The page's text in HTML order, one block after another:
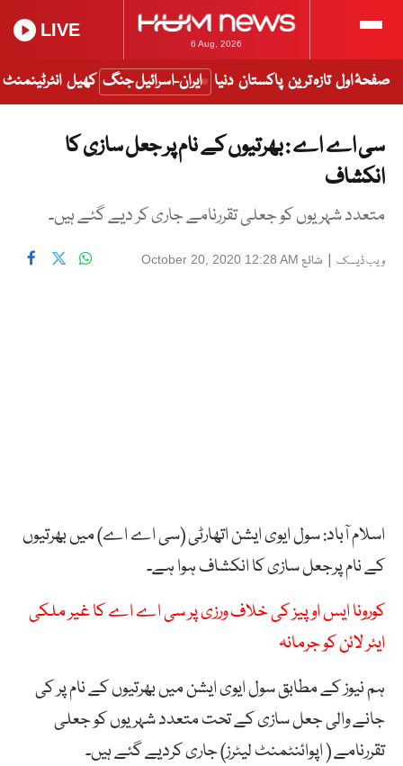
6 Aug, 2026
LIVE
صفحۂ اول تازہ ترین پاکستان دنیا ایران-اسرائیل جنگ کھیل انٹرٹینمنٹ
سی اے اے : بھرتیوں کے نام پر جعل سازی کا
انکشاف
متعدد شہریوں کو جعلی تقررنامے جاری کر دیے گئے ہیں۔
ویب ڈیسک | شائع October 20, 2020 12:28 AM
اسلام آباد: سول ایوی ایشن اتھارٹی (سی اے اے) میں بھرتیوں
کے نام پرجعل سازی کا انکشاف ہوا ہے۔
کورونا ایس او پیز کی خلاف ورزی پر سی اے اے کا غیر ملکی
ایئر لائن کو جرمانہ
ہم نیوز کے مطابق سول ایوی ایشن میں بھرتیوں کے نام پر کی
جانے والی جعل سازی کے تحت متعدد شہریوں کو جعلی
تقررنامے ( اپوائنٹمنٹ لیٹرز) جاری کردیے گئے ہیں۔